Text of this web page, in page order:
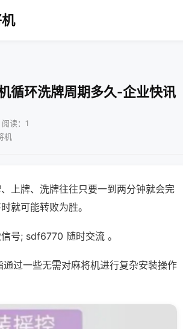
循环洗牌周期多久-企业快讯
读：1
机
上牌、洗牌往往只要一到两分钟就会完
就可能转败为胜。
号; sdf6770 随时交流 。
过一些无需对麻将机进行复杂安装操作